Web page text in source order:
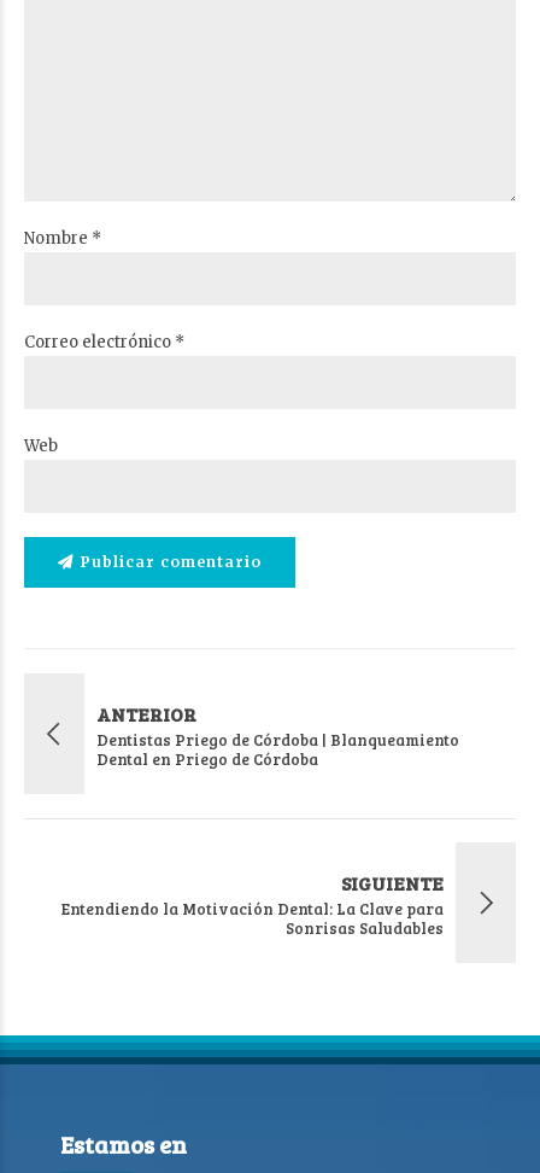
Nombre *
Correo electrónico *
Web
Publicar comentario
ANTERIOR
Dentistas Priego de Córdoba | Blanqueamiento
Dental en Priego de Córdoba
SIGUIENTE
Entendiendo la Motivación Dental: La Clave para
Sonrisas Saludables
Estamos en